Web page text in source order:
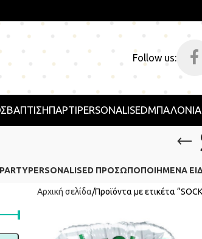
Follow us:
ΒΑΠΤΙΣΗΠΆΡΤΙPERSONALISEDΜΠΑΛΟΝΙΑ
PERSONALISED ΠΡΟΣΩΠΟΠΟΙΗΜΈΝΑ
Αρχική σελίδα Προϊόντα με ετικέτα